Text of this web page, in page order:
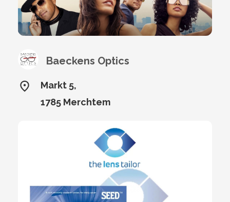
Baeckens Optics
Markt 5,
1785 Merchtem